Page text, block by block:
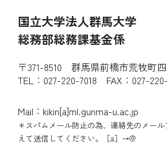
国立大学法人群馬大学
総務部総務課基金係
〒371-8510 群馬県前橋市荒牧町
TEL：027-220-7018 FAX：027-
Mail：kikin[a]ml.gunma-u.ac.jp
＊スパムメール防止の為、連絡先のメー
えて送信してください。［a］→@